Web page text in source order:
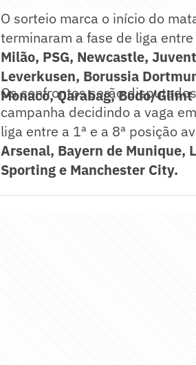
O sorteio marca o início do
terminaram a fase de liga entre
Milão, PSG, Newcastle,
Leverkusen, Borussia
Monaco, Qarabag, Bodo/Glimt
Os confrontos serão
campanha decidindo a vaga
liga entre a 1ª e a 8ª posição
Arsenal, Bayern de Munique,
Sporting e Manchester City.